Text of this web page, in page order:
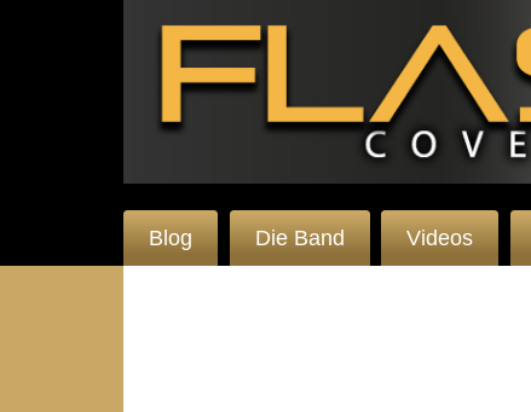
Blog Die Band Videos